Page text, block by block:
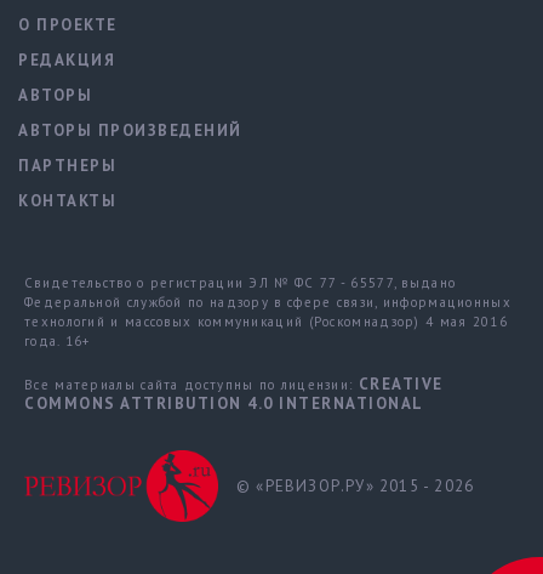
О ПРОЕКТЕ
РЕДАКЦИЯ
АВТОРЫ
АВТОРЫ ПРОИЗВЕДЕНИЙ
ПАРТНЕРЫ
КОНТАКТЫ
Свидетельство о регистрации ЭЛ № ФС 77 - 65577, выдано
Федеральной службой по надзору в сфере связи, информационных
технологий и массовых коммуникаций (Роскомнадзор) 4 мая 2016
года. 16+
Все материалы сайта доступны по лицензии: CREATIVE
COMMONS ATTRIBUTION 4.0 INTERNATIONAL
© «РЕВИЗОР.РУ» 2015 - 2026